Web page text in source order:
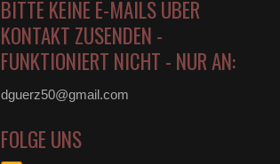
BITTE KEINE E-MAILS ÜBER
KONTAKT ZUSENDEN -
FUNKTIONIERT NICHT - NUR AN:
dguerz50@gmail.com
FOLGE UNS